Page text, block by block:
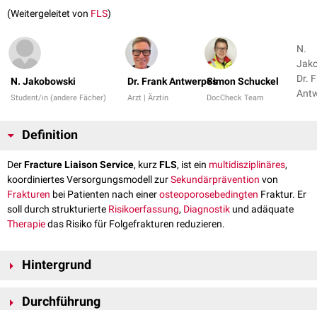
(Weitergeleitet von FLS)
N. Jakobowski
Student/in (andere Fächer)
Dr. Frank Antwerpes
Arzt | Ärztin
Simon Schuckel
DocCheck Team
N.
Dr.
Definition
DerFracture Liaison Service, kurzFLS, ist ein multidisziplinäres,
koordiniertes Versorgungsmodell zurSekundärprävention von
Frakturen bei Patienten nach einerosteoporosebedingten Fraktur. Er
soll durch strukturierte Risikoerfassung, Diagnostik und adäquate
Therapiedas Risiko für Folgefrakturen reduzieren.
Hintergrund
tragen ein deutlich erhöhtes Risiko für weitere Frakturen. Dieses Risiko
Durchführung